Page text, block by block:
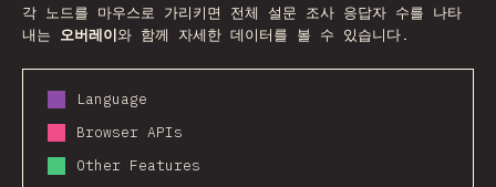
각 노드를 마우스로 가리키면 전체 설문 조사 응답자 수를 나타
내는 오버레이와 함께 자세한 데이터를 볼 수 있습니다.
Language
Browser APIs
Other Features